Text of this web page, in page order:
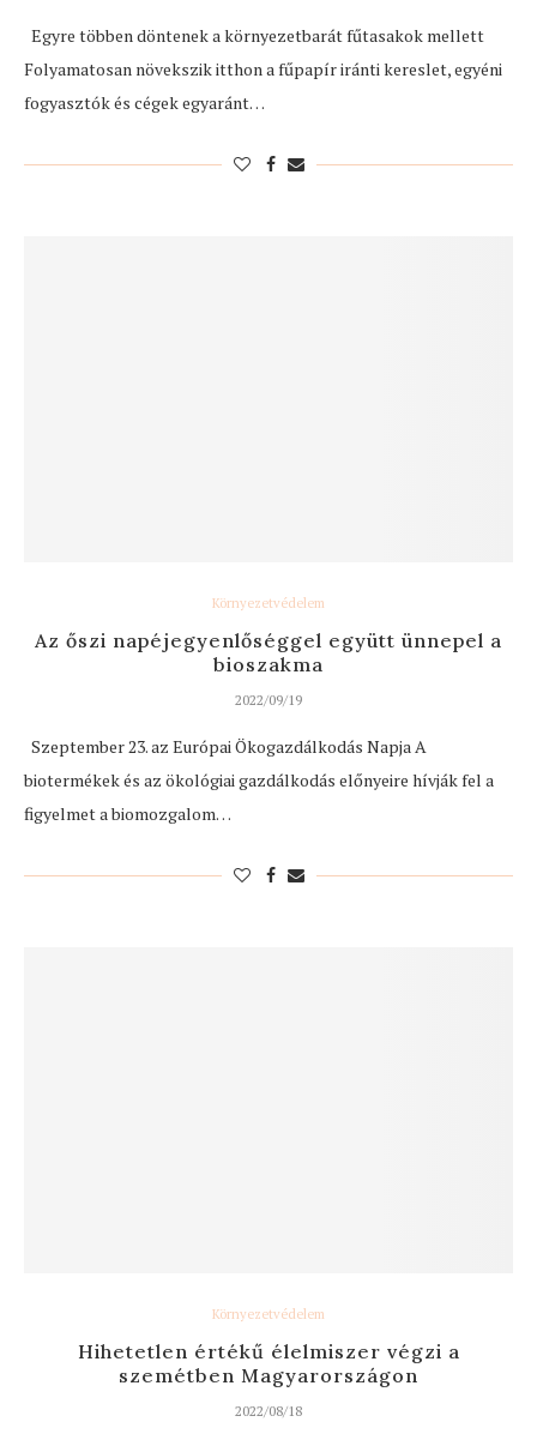
Egyre többen döntenek a környezetbarát fűtasakok mellett
Folyamatosan növekszik itthon a fűpapír iránti kereslet, egyéni
fogyasztók és cégek egyaránt…
Környezetvédelem
Az őszi napéjegyenlőséggel együtt ünnepel a
bioszakma
2022/09/19
Szeptember 23. az Európai Ökogazdálkodás Napja A
biotermékek és az ökológiai gazdálkodás előnyeire hívják fel a
figyelmet a biomozgalom…
Környezetvédelem
Hihetetlen értékű élelmiszer végzi a
szemétben Magyarországon
2022/08/18